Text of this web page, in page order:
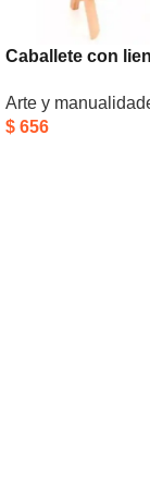
Caballete con
Arte y
$ 656